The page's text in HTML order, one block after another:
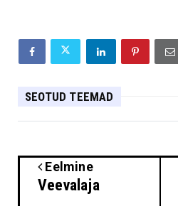
SEOTUD TEEMAD
Eelmine
Veevalaja